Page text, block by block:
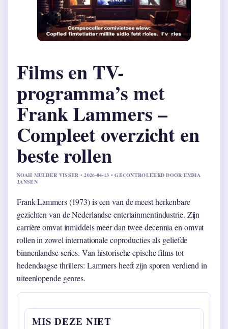
Films en TV-
programma’s met
Frank Lammers –
Compleet overzicht en
beste rollen
NOAH MULDER VISSER • 2026-04-13 • GECONTROLEERD DOOR EMMA
JANSEN
Frank Lammers (1973) is een van de meest herkenbare
gezichten van de Nederlandse entertainmentindustrie. Zijn
carrière omvat inmiddels meer dan twee decennia en omvat
rollen in zowel internationale coproducties als geliefde
binnenlandse series. Van historische epische films tot
hedendaagse thrillers: Lammers heeft zijn sporen verdiend in
uiteenlopende genres.
MIS DEZE NIET